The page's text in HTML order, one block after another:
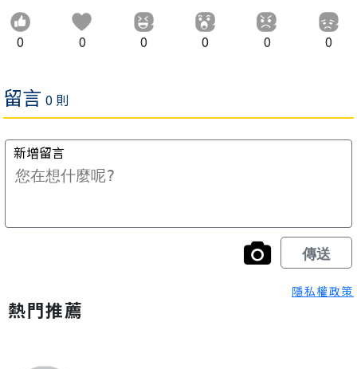
0 0 0 0 0 0
隱私權政策
熱門推薦